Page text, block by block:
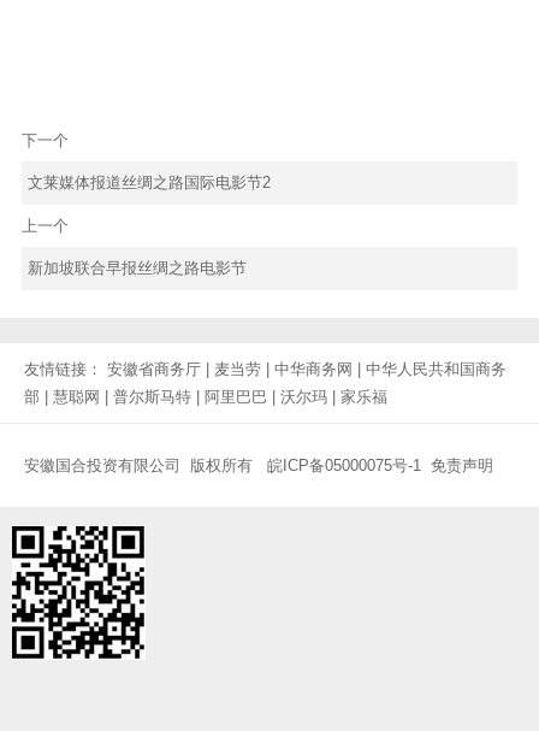
下一个
文莱媒体报道丝绸之路国际电影节2
上一个
新加坡联合早报丝绸之路电影节
友情链接： 安徽省商务厅 麦当劳 中华商务网
中华人民共和国商务
部
慧聪网 普尔斯马特 阿里巴巴 沃尔玛 家乐福
安徽国合投资有限公司 版权所有 皖ICP备05000075号-1 免责声明